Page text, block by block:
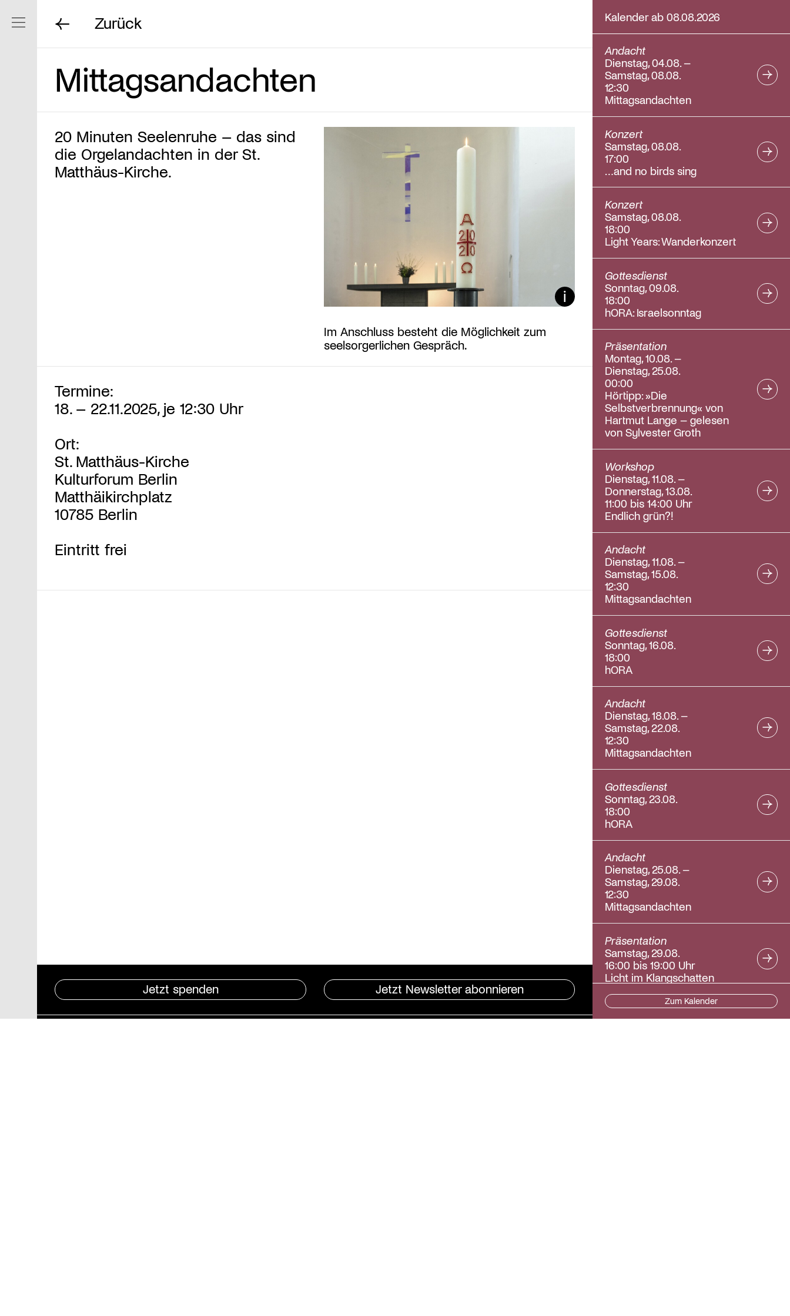
Navigation ein/ausblenden
Zurück
Mittagsandachten
20 Minuten Seelenruhe – das sind
die Orgelandachten in der St.
Matthäus-Kirche.
Bildunterschrift ein/
Im Anschluss besteht die Möglichkeit zum
seelsorgerlichen Gespräch.
Termine:
18. – 22.11.2025, je 12:30 Uhr
Ort:
St. Matthäus-Kirche
Kulturforum Berlin
Matthäikirchplatz
10785 Berlin
Eintritt frei
Jetzt spenden Jetzt Newsletter abonnieren
Kalender ab 08.08.2026
Andacht
Dienstag, 04.08. –
Samstag, 08.08.
12:30
Mittagsandachten
Konzert
Samstag, 08.08.
17:00
…and no birds sing
Konzert
Samstag, 08.08.
18:00
Light Years: Wanderkonzert
Gottesdienst
Sonntag, 09.08.
18:00
hORA: Israelsonntag
Präsentation
Montag, 10.08. –
Dienstag, 25.08.
00:00
Hörtipp: »Die
Selbstverbrennung« von
Hartmut Lange – gelesen
von Sylvester Groth
Workshop
Dienstag, 11.08. –
Donnerstag, 13.08.
11:00 bis 14:00 Uhr
Endlich grün?!
Andacht
Dienstag, 11.08. –
Samstag, 15.08.
12:30
Mittagsandachten
Gottesdienst
Sonntag, 16.08.
18:00
hORA
Andacht
Dienstag, 18.08. –
Samstag, 22.08.
12:30
Mittagsandachten
Gottesdienst
Sonntag, 23.08.
18:00
hORA
Andacht
Dienstag, 25.08. –
Samstag, 29.08.
12:30
Mittagsandachten
Präsentation
Samstag, 29.08.
16:00 bis 19:00 Uhr
Licht im Klangschatten
Zum Kalender